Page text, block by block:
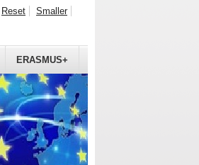
ERASMUS+
Reset Smaller